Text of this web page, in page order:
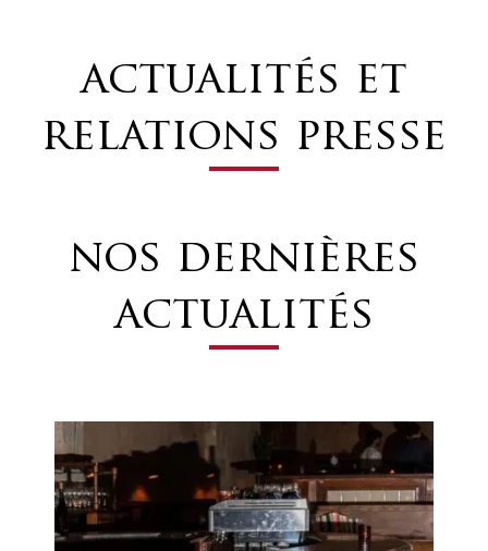
actualités et
relations presse
nos dernières
actualités